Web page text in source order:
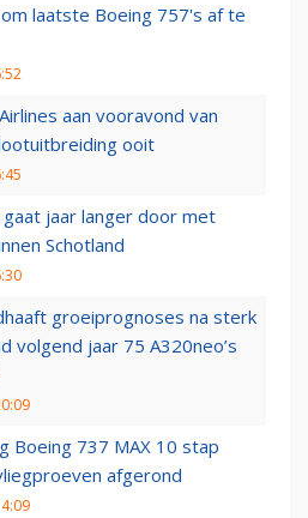
laatste Boeing 757's af te
aan vooravond van
ooit
gaat jaar langer door met
Schotland
groeiprognoses na sterk
volgend jaar 75 A320neo’s
Boeing 737 MAX 10 stap
afgerond